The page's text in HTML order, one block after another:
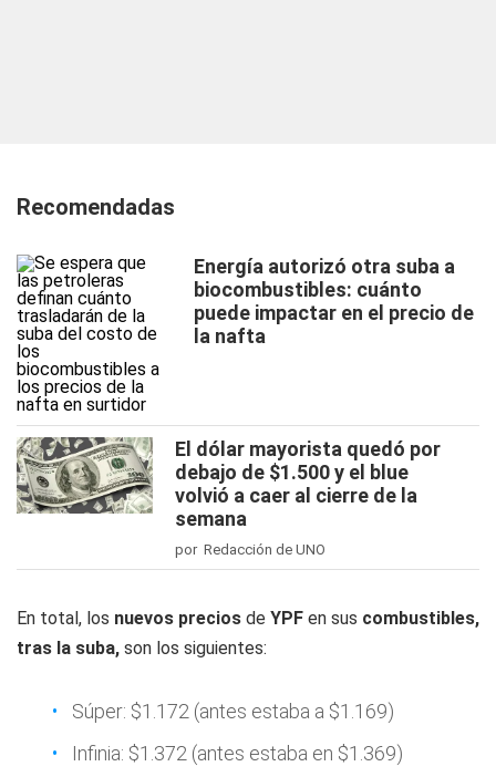
Recomendadas
Energía autorizó otra suba a
biocombustibles: cuánto
puede impactar en el precio de
la nafta
El dólar mayorista quedó por
debajo de $1.500 y el blue
volvió a caer al cierre de la
semana
por Redacción de UNO
En total, los nuevos precios de YPF en sus combustibles,
tras la suba, son los siguientes:
Súper: $1.172 (antes estaba a $1.169)
Infinia: $1.372 (antes estaba en $1.369)